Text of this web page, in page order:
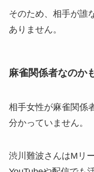
そのため、相手が誰
ありません。
麻雀関係者なのか
相手女性が麻雀関係
分かっていません。
渋川難波さんはMリ